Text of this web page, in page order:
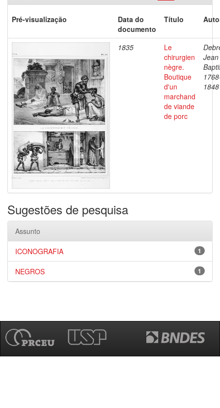
Pré-visualização
Data do
documento
Título
1835
Le
chirurgien
nègre.
Boutique
d'un
marchand
de viande
de porc
Jean
1848
Sugestões de pesquisa
Assunto
1
ICONOGRAFIA
1
NEGROS